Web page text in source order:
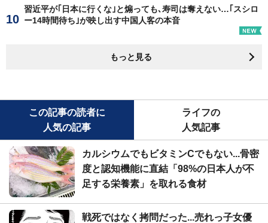
習近平が｢日本に行くな｣と煽っても､寿司は奪えない…｢スシロ
ー14時間待ち｣が映し出す中国人客の本音
もっと見る
この記事の読者に
人気の記事
ライフの
人気記事
カルシウムでもビタミンCでもない...骨密
度と認知機能に直結「98%の日本人が不
足する栄養素」を取れる食材
戦死ではなく拷問だった...売れっ子女優